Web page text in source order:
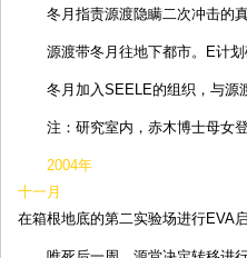
冬月指责源渡隐瞒二次冲击的
源渡带冬月往地下都市。E计
冬月加入SEELE的组织，与源
注：研究室内，赤木博士母女登
2004年
十一月
在箱根地底的第二实验场进行EVA